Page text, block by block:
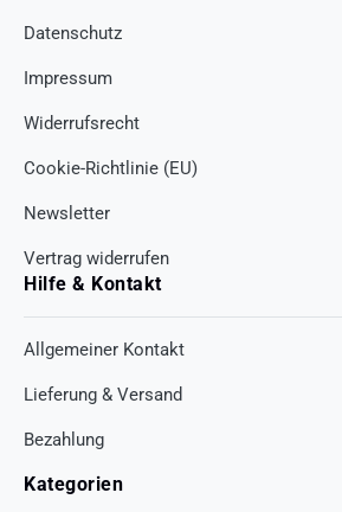
Datenschutz
Impressum
Widerrufsrecht
Cookie-Richtlinie (EU)
Newsletter
Vertrag widerrufen
Hilfe & Kontakt
Allgemeiner Kontakt
Lieferung & Versand
Bezahlung
Kategorien